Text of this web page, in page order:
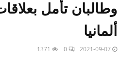
وطالبان تأمل
ألمانيا
2021-09-07
0
1371